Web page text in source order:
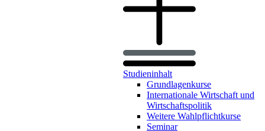
Studieninhalt
Grundlagenkurse
Internationale Wirtschaft und
Wirtschaftspolitik
Weitere Wahlpflichtkurse
Seminar